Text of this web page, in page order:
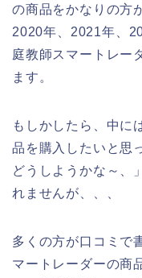
の商品をかなりの方
2020年、2021年、
庭教師スマートレー
ます。
もしかしたら、中に
品を購入したいと思
どうしようかな～、
れませんが、、、
多くの方が口コミで
マートレーダーの商